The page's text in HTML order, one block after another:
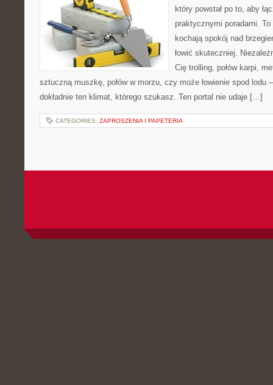
który powstał po to, aby
praktycznymi poradami.
kochają spokój nad
łowić skuteczniej.
Cię trolling, połów karpi,
sztuczną muszkę, połów w morzu, czy może łowienie spod lodu
dokładnie ten klimat, którego szukasz. Ten portal nie udaje […]
CATEGORIES: ZAPROSZENIA I PAPETERIA